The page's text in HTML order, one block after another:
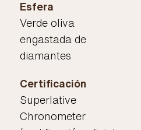
Esfera
Verde oliva
engastada de
diamantes
Certificación
Superlative
Chronometer